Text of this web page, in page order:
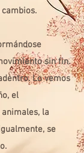
sin fin.
Lo vemos
el
la
se